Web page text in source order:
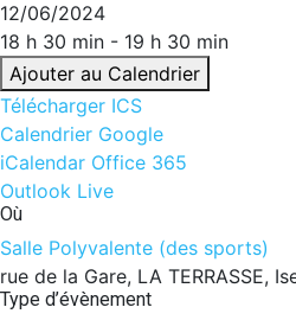
12/06/2024
18 h 30 min - 19 h 30 min
Ajouter au Calendrier
Télécharger ICS
Calendrier Google
iCalendar Office 365
Outlook Live
Où
Salle Polyvalente (des sports)
rue de la Gare, LA TERRASSE,
Type d’évènement